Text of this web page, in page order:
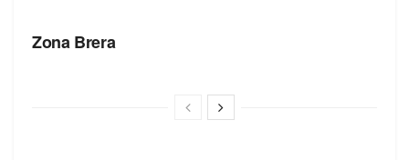
Zona Brera